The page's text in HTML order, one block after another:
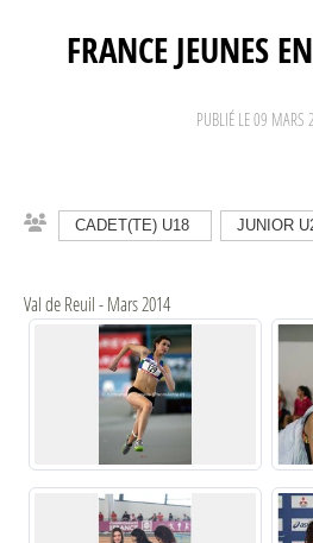
FRANCE JEUNES
PUBLIÉ LE09 MARS
CADET(TE) U18 JUNIOR
Val de Reuil - Mars 2014